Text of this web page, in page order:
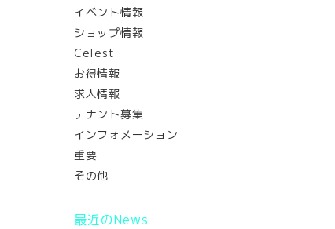
イベント情報
ショップ情報
Celest
お得情報
求人情報
テナント募集
インフォメーション
重要
その他
最近のNews